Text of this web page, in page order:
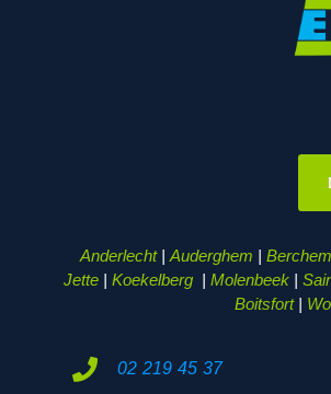
Anderlecht| Auderghem |
Jette| Koekelberg| Molenbeek |
Boitsfort|
02 219 45 37